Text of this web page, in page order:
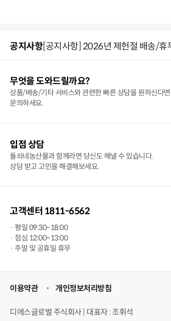
벨
벨
공지사항[공지사항] 2026년 제헌절 배송/휴
무엇을 도와드릴까요?
상품/배송/기타 서비스와 관련한 빠른 상담을 원하신다
문의하세요.
입점 상담
돌쇠네농산물과 함께라면 당신도 해낼 수 있습니다.
상담 받고 고민을 해결해보세요.
고객센터 1811-6562
· 평일 09:30~18:00
· 점심 12:00~13:00
· 주말 및 공휴일 휴무
이용약관 개인정보처리방침
디에스글로벌 주식회사 | 대표자 : 조휘석